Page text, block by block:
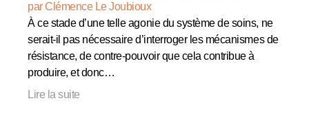
par Clémence Le Joubioux
À ce stade d’une telle agonie du système de soins, ne
serait-il pas nécessaire d’interroger les mécanismes de
résistance, de contre-pouvoir que cela contribue à
produire, et donc…
Lire la suite